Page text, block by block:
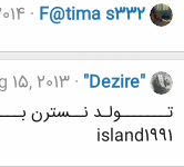
F@tima s332
"Dezire"
15, 2013
تـــــــولـد نــسترن
island1991